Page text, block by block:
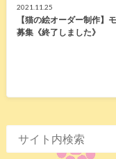
2021.11.25
【猫の絵オーダー制作】
募集《終了しました》